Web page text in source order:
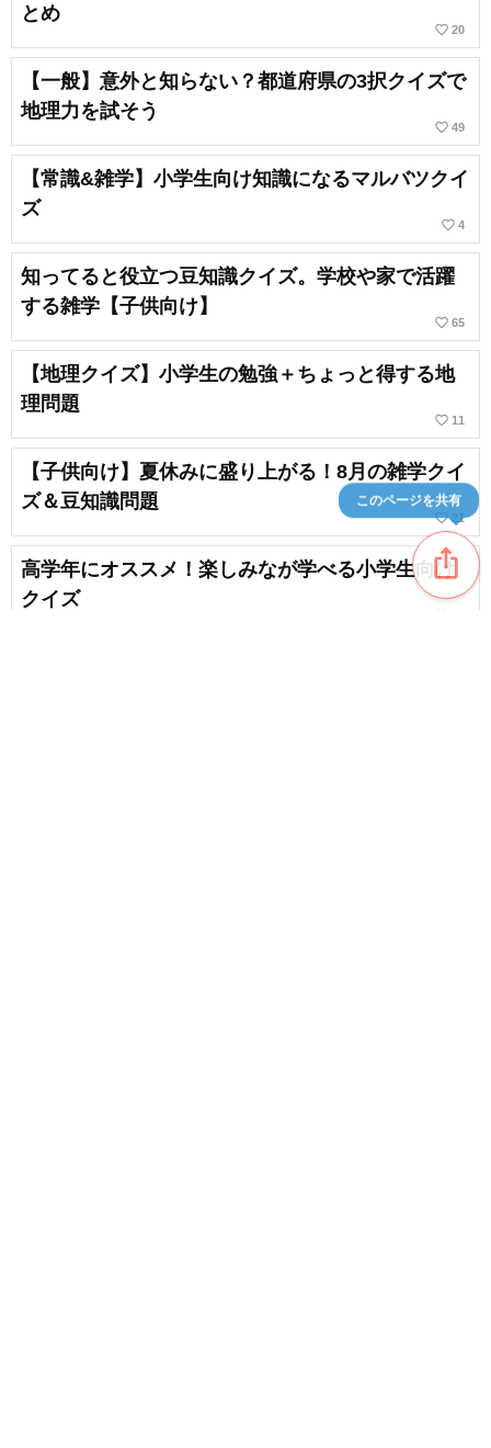
とめ
favorite_border 20
【一般】意外と知らない？都道府県の3択クイズで
地理力を試そう
favorite_border 49
【常識&雑学】小学生向け知識になるマルバツクイ
ズ
favorite_border 4
知ってると役立つ豆知識クイズ。学校や家で活躍
する雑学【子供向け】
favorite_border 65
【地理クイズ】小学生の勉強＋ちょっと得する地
理問題
favorite_border 11
【子供向け】夏休みに盛り上がる！8月の雑学クイ
ズ＆豆知識問題
favorite_border 21
高学年にオススメ！楽しみなが学べる小学生向け
クイズ
ios_share
このページを共有